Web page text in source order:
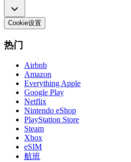
Cookie设置
热门
Airbnb
Amazon
Everything Apple
Google Play
Netflix
Nintendo eShop
PlayStation Store
Steam
Xbox
eSIM
航班